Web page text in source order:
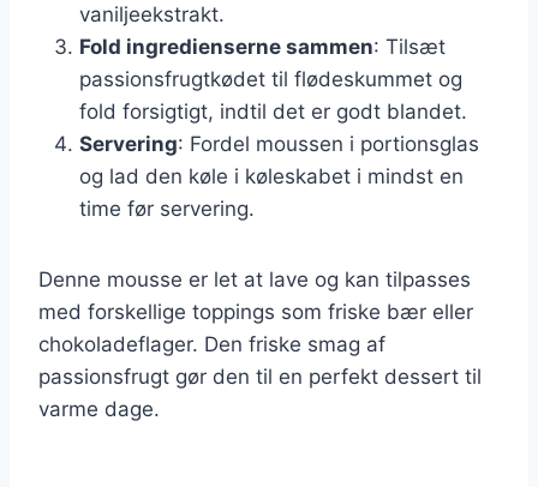
vaniljeekstrakt.
Fold ingredienserne sammen: Tilsæt
passionsfrugtkødet til flødeskummet og
fold forsigtigt, indtil det er godt blandet.
Servering: Fordel moussen i portionsglas
og lad den køle i køleskabet i mindst en
time før servering.
Denne mousse er let at lave og kan tilpasses
med forskellige toppings som friske bær eller
chokoladeflager. Den friske smag af
passionsfrugt gør den til en perfekt dessert til
varme dage.